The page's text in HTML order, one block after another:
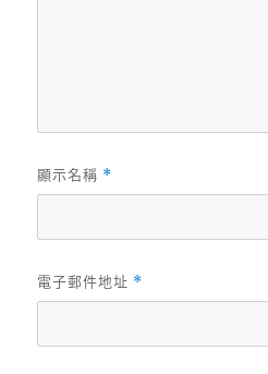
顯示名稱 *
電子郵件地址 *